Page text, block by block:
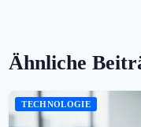
Ähnliche
TECHNOLOGIE